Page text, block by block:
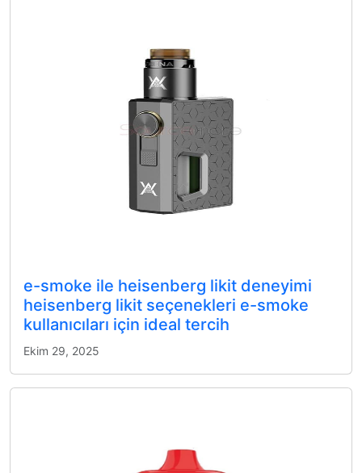
e-smoke ile heisenberg likit deneyimi
heisenberg likit seçenekleri e-smoke
kullanıcıları için ideal tercih
Ekim 29, 2025